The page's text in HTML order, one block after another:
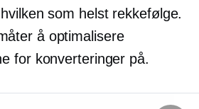
som helst rekkefølge.
å optimalisere
for konverteringer på.